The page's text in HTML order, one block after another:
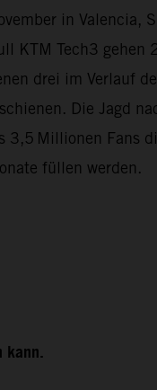
in Valencia,
KTM Tech3 gehen
drei im Verlauf
Die Jagd
3,5 Millionen Fans
füllen werden.
kann.